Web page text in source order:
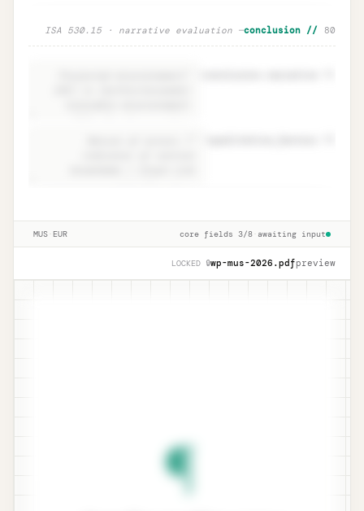
🔒
Risk flags · regulator deficiency
intelligence
Unlock
→
80
// conclusion
— ISA 530.15 · narrative evaluation
qualitative
→
awaiting input
·
3/8 core fields
EUR
·
MUS
preview
wp-mus-2026 .pdf
🔒 LOCKED
¶